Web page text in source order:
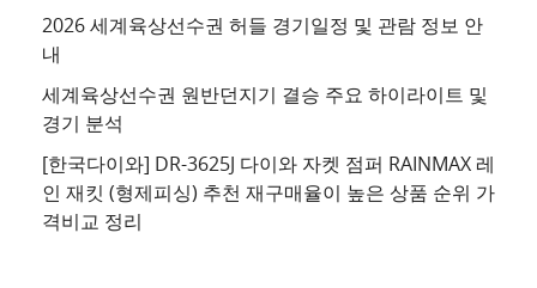
추
사
이
트
2026 세계육상선수권 허들 경기일정 및 관람 정보 안
내
세계육상선수권 원반던지기 결승 주요 하이라이트 및
경기 분석
[한국다이와] DR-3625J 다이와 자켓 점퍼 RAINMAX 레
인 재킷 (형제피싱) 추천 재구매율이 높은 상품 순위 가
격비교 정리